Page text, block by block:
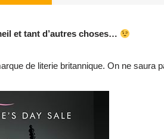
et tant d’autres choses…
de literie britannique. On ne saura